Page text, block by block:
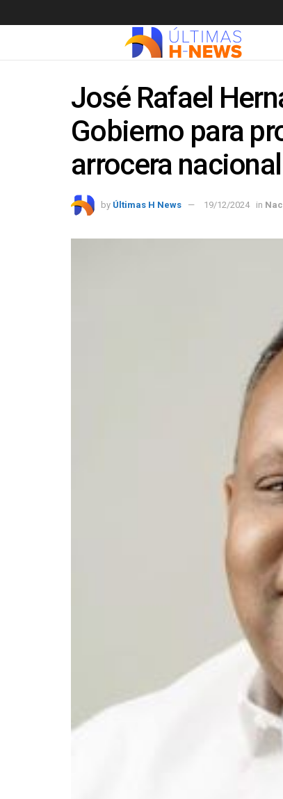
José Rafael
Gobierno para
arrocera nacional
by Últimas H News 19/12/2024 in